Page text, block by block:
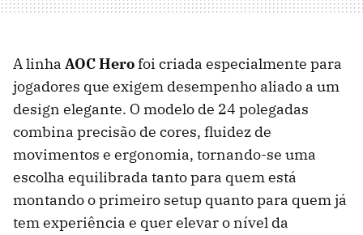
A linha AOC Herofoi criada especialmente para
jogadores que exigem desempenho aliado a um
design elegante. O modelo de 24 polegadas
combina precisão de cores, fluidez de
movimentos e ergonomia, tornando-se uma
escolha equilibrada tanto para quem está
montando o primeiro setup quanto para quem já
tem experiência e quer elevar o nível da